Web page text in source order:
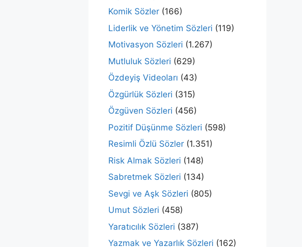
Komik Sözler (166)
Liderlik ve Yönetim Sözleri (119)
Motivasyon Sözleri (1.267)
Mutluluk Sözleri (629)
Özdeyiş Videoları (43)
Özgürlük Sözleri (315)
Özgüven Sözleri (456)
Pozitif Düşünme Sözleri (598)
Resimli Özlü Sözler (1.351)
Risk Almak Sözleri (148)
Sabretmek Sözleri (134)
Sevgi ve Aşk Sözleri (805)
Umut Sözleri (458)
Yaratıcılık Sözleri (387)
Yazmak ve Yazarlık Sözleri (162)